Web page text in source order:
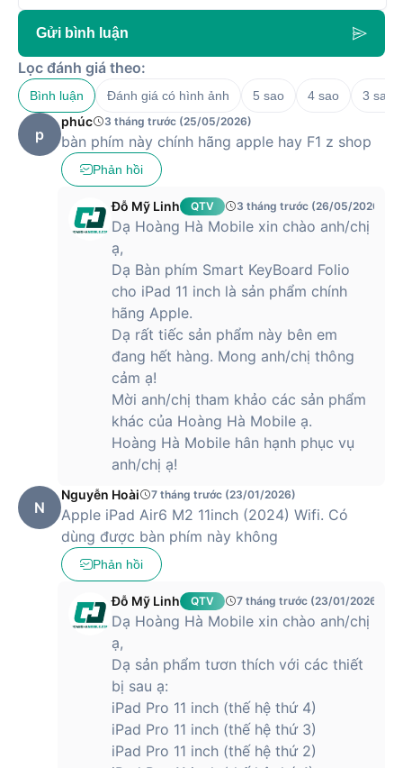
Gửi bình luận
Lọc đánh giá theo:
Bình luận Đánh giá có hình ảnh 5 sao 4 sao 3 sao
p
phúc 3 tháng trước (25/05/2026)
bàn phím này chính hãng apple hay F1 z shop
Phản hồi
Đỗ Mỹ Linh QTV 3 tháng trước (26/05/2026)
Dạ Hoàng Hà Mobile xin chào anh/chị
ạ,
Dạ Bàn phím Smart KeyBoard Folio
cho iPad 11 inch là sản phẩm chính
hãng Apple.
Dạ rất tiếc sản phẩm này bên em
đang hết hàng. Mong anh/chị thông
cảm ạ!
Mời anh/chị tham khảo các sản phẩm
khác của Hoàng Hà Mobile ạ.
Hoàng Hà Mobile hân hạnh phục vụ
anh/chị ạ!
N
Nguyễn Hoài 7 tháng trước (23/01/2026)
Apple iPad Air6 M2 11inch (2024) Wifi. Có
dùng được bàn phím này không
Phản hồi
Đỗ Mỹ Linh QTV 7 tháng trước (23/01/2026)
Dạ Hoàng Hà Mobile xin chào anh/chị
ạ,
Dạ sản phẩm tươn thích với các thiết
bị sau ạ:
iPad Pro 11 inch (thế hệ thứ 4)
iPad Pro 11 inch (thế hệ thứ 3)
iPad Pro 11 inch (thế hệ thứ 2)